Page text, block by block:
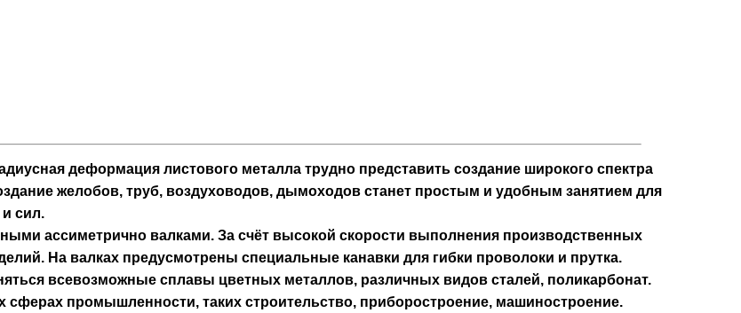
деформация листового металла трудно представить создание широкого спектра
желобов, труб, воздуховодов, дымоходов станет простым и удобным занятием для
сил.
ассиметрично валками. За счёт высокой скорости выполнения производственных
На валках предусмотрены специальные канавки для гибки проволоки и прутка.
всевозможные сплавы цветных металлов, различных видов сталей, поликарбонат.
сферах промышленности, таких строительство, приборостроение, машиностроение.